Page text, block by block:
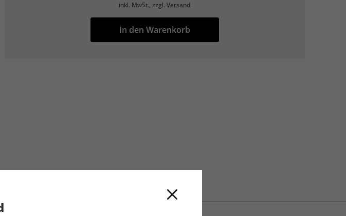
inkl. MwSt., zzgl.Versand
In den Warenkorb